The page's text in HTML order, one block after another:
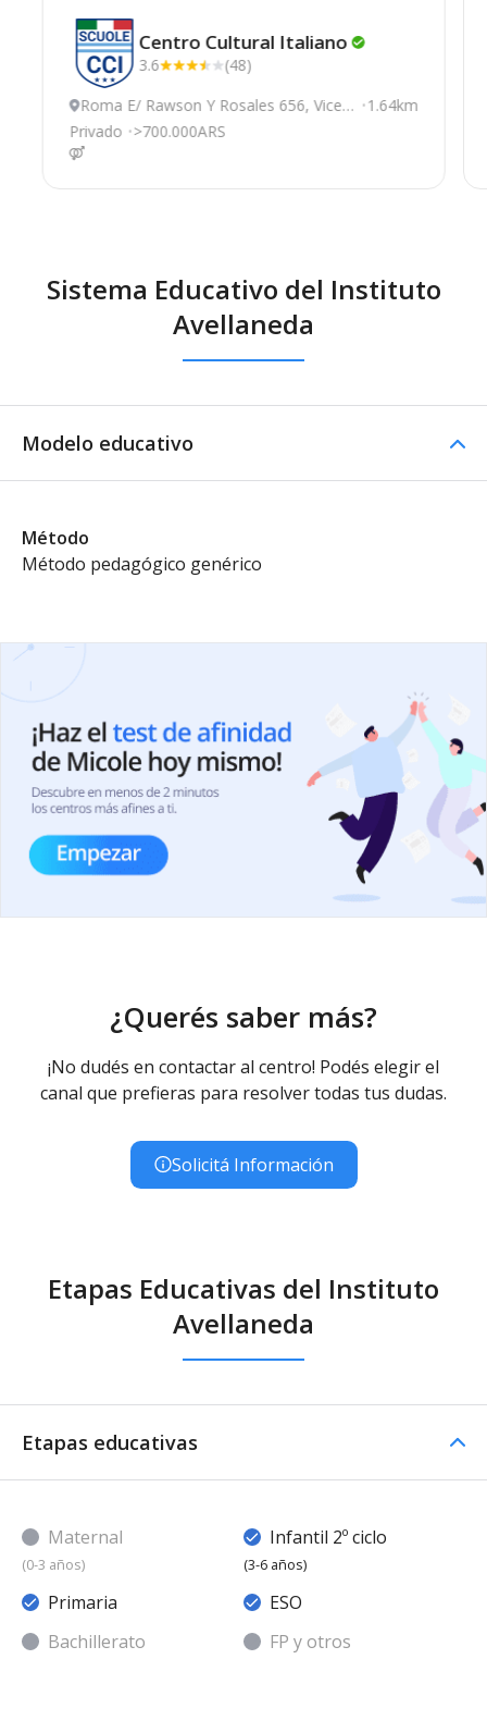
Centro Cultural Italiano
3.6
(48)
Roma E/ Rawson Y Rosales 656, Vicen
te Lopez
1.64km
Privado >700.000ARS
Sistema Educativo del Instituto
Avellaneda
Modelo educativo
Método
Método pedagógico genérico
¿Querés saber más?
¡No dudés en contactar al centro! Podés elegir el
canal que prefieras para resolver todas tus dudas.
Solicitá Información
Etapas Educativas del Instituto
Avellaneda
Etapas educativas
Maternal
(0-3 años)
Infantil 2º ciclo
(3-6 años)
Primaria
ESO
Bachillerato
FP y otros